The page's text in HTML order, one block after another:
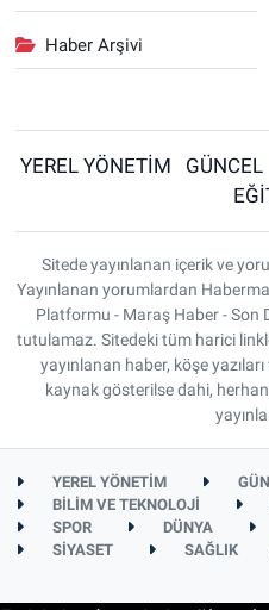
Haber Arşivi
YEREL YÖNETİM GÜNCEL
Sitede yayınlanan içerik ve
Yayınlanan yorumlardan
Platformu - Maraş Haber - Son
tutulamaz. Sitedeki tüm harici
yayınlanan haber, köşe
kaynak gösterilse dahi,
YEREL YÖNETİM
BİLİM VE TEKNOLOJİ
SPOR
DÜNYA
SİYASET
SAĞLIK